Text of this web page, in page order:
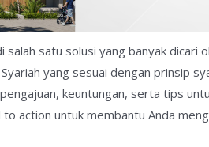
satu solusi yang banyak dicari
yang sesuai dengan prinsip
keuntungan, serta tips
action untuk membantu Anda